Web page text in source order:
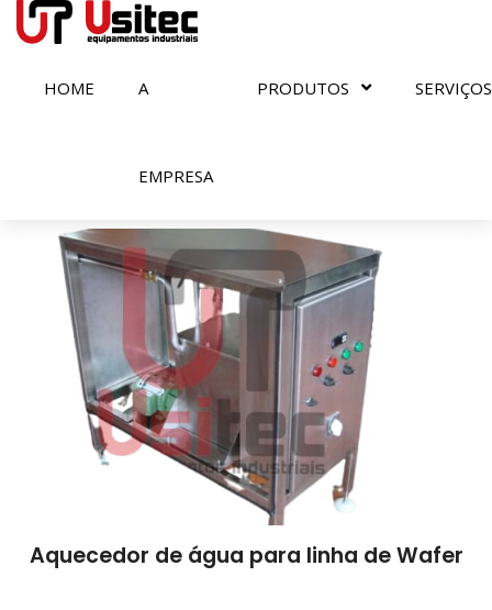
HOME A
EMPRESA
PRODUTOS SERVIÇOS
Indústria de biscoitos
Encontrados
Aquecedor de água para linha de Wafer